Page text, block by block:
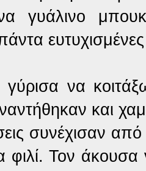
γυάλινο
γύρισα να
και
συνέχισαν
Τον άκουσα